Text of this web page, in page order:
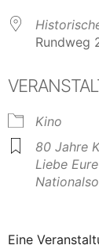
Rundweg
Kino
80 Jahre
Liebe
Eine